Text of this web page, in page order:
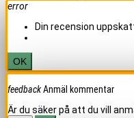
error
Din recension
OK
feedbackAnmäl kommentar
Är du säker på att du vill